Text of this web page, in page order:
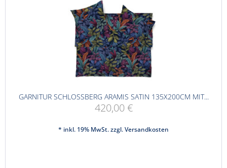
GARNITUR SCHLOSSBERG ARAMIS SATIN 135X200CM MIT...
420,00 €
* inkl. 19% MwSt. zzgl.Versandkosten